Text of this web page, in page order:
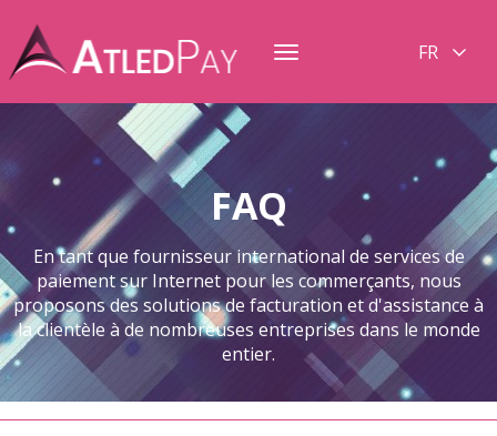
Toggle
FR
FAQ
En tant que fournisseur international de services de
paiement sur Internet pour les commerçants, nous
proposons des solutions de facturation et d'assistance à
la clientèle à de nombreuses entreprises dans le monde
entier.